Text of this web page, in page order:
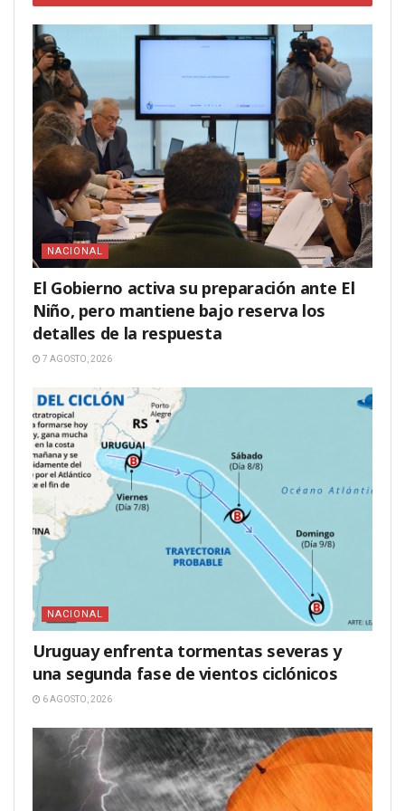
NACIONAL
El Gobierno activa su preparación ante El
Niño, pero mantiene bajo reserva los
detalles de la respuesta
7 AGOSTO, 2026
NACIONAL
Uruguay enfrenta tormentas severas y
una segunda fase de vientos ciclónicos
6 AGOSTO, 2026